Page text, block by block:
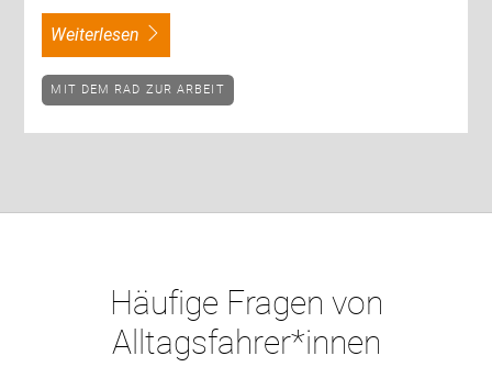
weiterlesen
MIT DEM RAD ZUR ARBEIT
Häufige Fragen von
Alltagsfahrer*innen